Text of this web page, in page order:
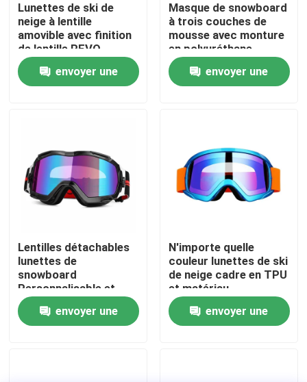
Des produits
Au sujet de nous
Contactez-nous
Nouvelles
Cas
Demandez une citation
Lunettes de ski de
neige à lentille
amovible avec finition
de lentille REVO
complète et sangle
amovibleenvoyer une
Masque de snowboard
à trois couches de
mousse avec monture
en polyuréthane
thermoplastique pour
une protection
durable
envoyer une
Lentilles détachables
lunettes de
snowboard
Personnalisable et
performance
imbattableenvoyer une
N'importe quelle
couleur lunettes de ski
de neige cadre en TPU
et matériau
thermoplastique en
polyuréthane pour les
activités de plein air
envoyer une